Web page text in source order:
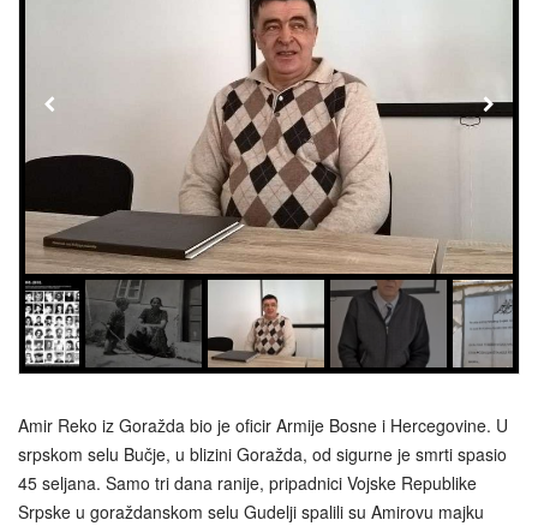
Amir Reko iz Goražda bio je oficir Armije Bosne i Hercegovine. U
srpskom selu Bučje, u blizini Goražda, od sigurne je smrti spasio
45 seljana. Samo tri dana ranije, pripadnici Vojske Republike
Srpske u goraždanskom selu Gudelji spalili su Amirovu majku